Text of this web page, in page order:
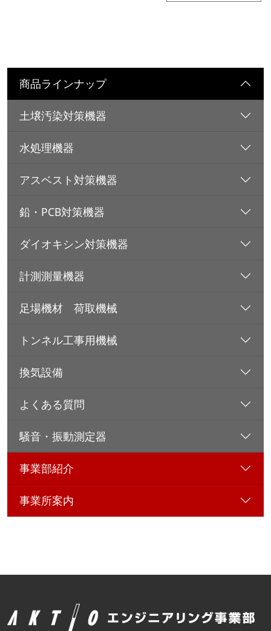
商品ラインナップ
土壌汚染対策機器
水処理機器
アスベスト対策機器
鉛・PCB対策機器
ダイオキシン対策機器
計測測量機器
足場機材 荷取機械
トンネル工事用機械
換気設備
よくある質問
騒音・振動測定器
事業部紹介
事業所案内